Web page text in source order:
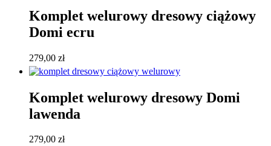
Komplet welurowy dresowy ciążowy
Domi ecru
279,00 zł
Komplet welurowy dresowy Domi
lawenda
279,00 zł